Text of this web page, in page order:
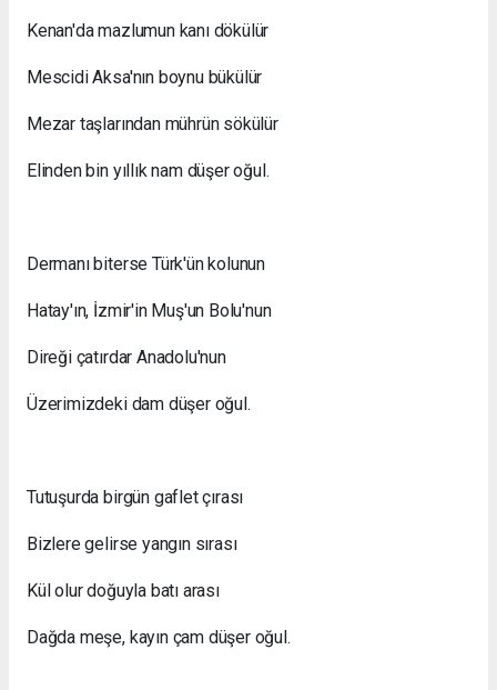
Kenan'da mazlumun kanı dökülür
Mescidi Aksa'nın boynu bükülür
Mezar taşlarından mührün sökülür
Elinden bin yıllık nam düşer oğul.
Dermanı biterse Türk'ün kolunun
Hatay'ın, İzmir'in Muş'un Bolu'nun
Direği çatırdar Anadolu'nun
Üzerimizdeki dam düşer oğul.
Tutuşurda birgün gaflet çırası
Bizlere gelirse yangın sırası
Kül olur doğuyla batı arası
Dağda meşe, kayın çam düşer oğul.